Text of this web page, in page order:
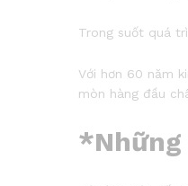
Trong suốt quá
Với hơn 60 năm
mòn hàng đầu
*Những